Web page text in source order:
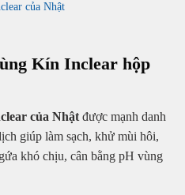
của Nhật
Kín Inclear hộp
của Nhật được mạnh danh
giúp làm sạch, khử mùi hôi,
khó chịu, cân bằng pH vùng